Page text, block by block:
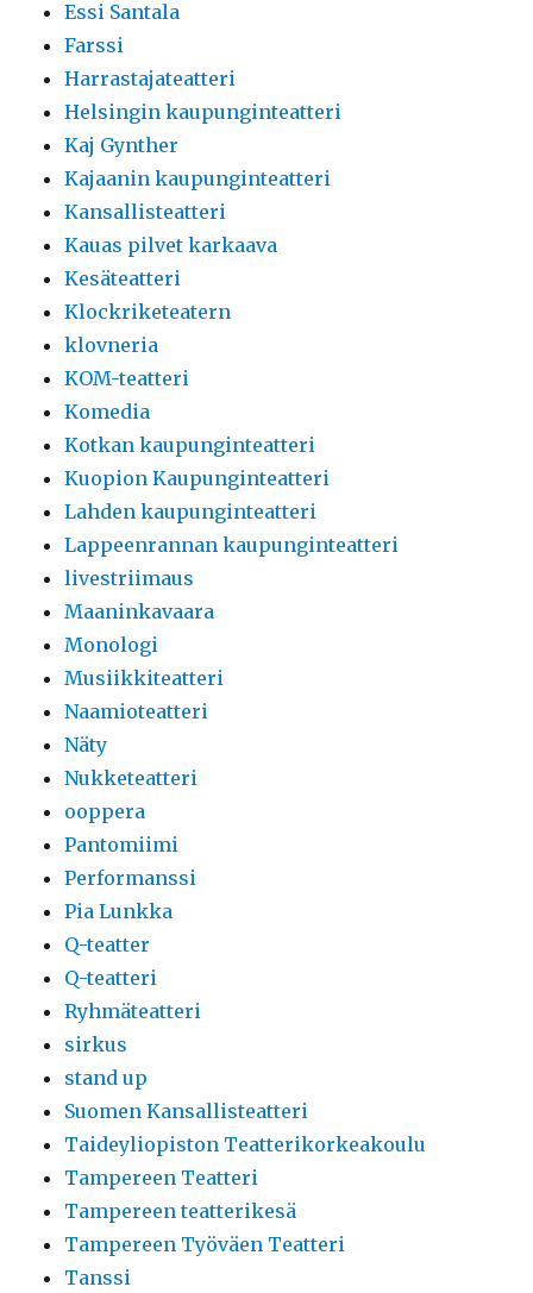
Essi Santala
Farssi
Harrastajateatteri
Helsingin kaupunginteatteri
Kaj Gynther
Kajaanin kaupunginteatteri
Kansallisteatteri
Kauas pilvet karkaava
Kesäteatteri
Klockriketeatern
klovneria
KOM-teatteri
Komedia
Kotkan kaupunginteatteri
Kuopion Kaupunginteatteri
Lahden kaupunginteatteri
Lappeenrannan kaupunginteatteri
livestriimaus
Maaninkavaara
Monologi
Musiikkiteatteri
Naamioteatteri
Näty
Nukketeatteri
ooppera
Pantomiimi
Performanssi
Pia Lunkka
Q-teatter
Q-teatteri
Ryhmäteatteri
sirkus
stand up
Suomen Kansallisteatteri
Taideyliopiston Teatterikorkeakoulu
Tampereen Teatteri
Tampereen teatterikesä
Tampereen Työväen Teatteri
Tanssi